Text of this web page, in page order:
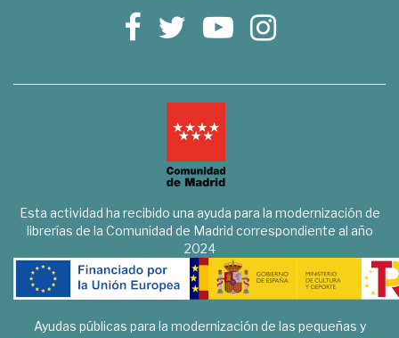
Esta actividad ha recibido una ayuda para la modernización de
librerías de la Comunidad de Madrid correspondiente al año
2024
Ayudas públicas para la modernización de las pequeñas y